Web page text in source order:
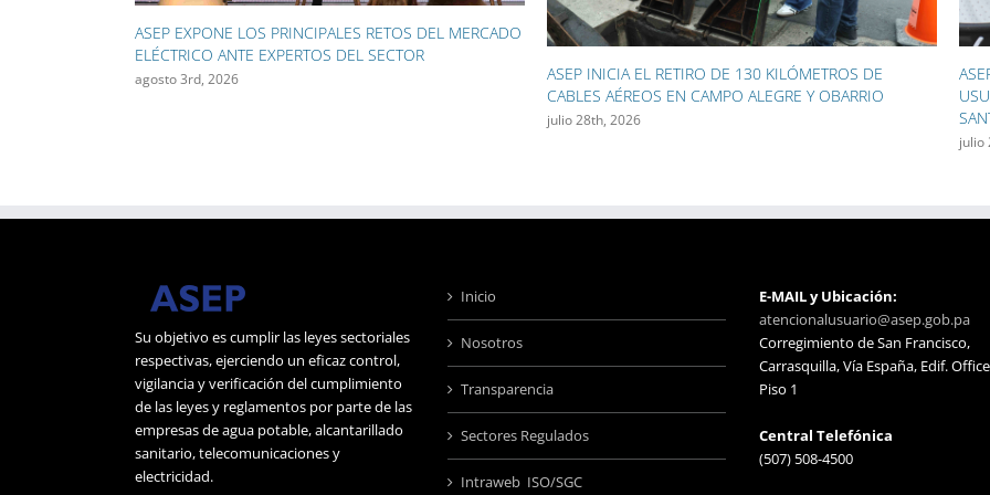
ASEP INICIA EL RETIRO DE 130 KILÓMETROS DE
ASEP ACERCÓ SUS SERVICIOS A CIENTOS DE
USUARIOS DURANTE LAS FIESTAS PATRONALES DE
SANTIAGO
LAS
julio
Su objetivo es cumplir las leyes sectoriales
respectivas, ejerciendo un eficaz control,
vigilancia y verificación del cumplimiento
de las leyes y reglamentos por parte de las
empresas de agua potable, alcantarillado
sanitario, telecomunicaciones y
electricidad.
Inicio
Nosotros
Transparencia
Sectores Regulados
Intraweb ISO/SGC
E-MAIL y Ubicación:
atencionalusuario@asep.gob.pa
Corregimiento de San Francisco,
Carrasquilla, Vía España, Edif.
Piso 1
Central Telefónica
(507) 508-4500